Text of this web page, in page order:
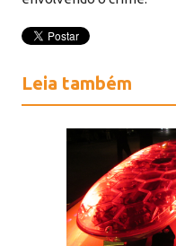
Leia também